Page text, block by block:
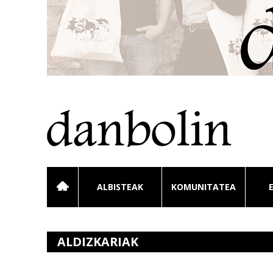
ALBISTEAK KOMUNITATEA
ALDIZKARIAK